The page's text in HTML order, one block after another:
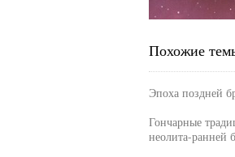
Похожие
Эпоха поздней
Гончарные
неолита-ранней